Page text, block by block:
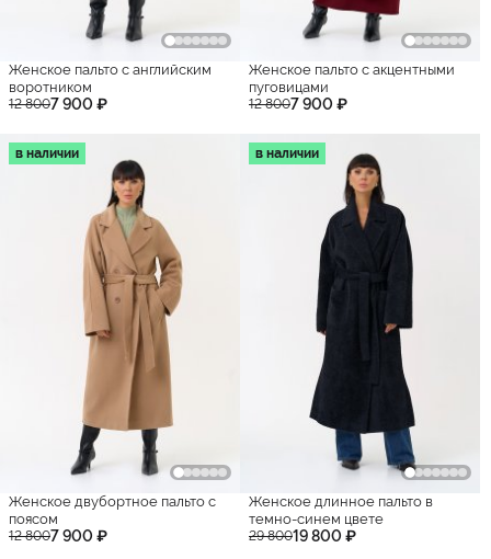
Женское пальто с английским
воротником
12 8007 900 ₽
Женское пальто с акцентными
пуговицами
12 8007 900 ₽
в наличии
Женское двубортное пальто с
поясом
12 8007 900 ₽
в наличии
Женское длинное пальто в
темно-синем цвете
29 80019 800 ₽